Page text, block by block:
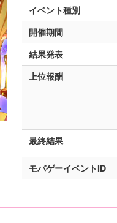
イベント種別
開催期間
結果発表
上位報酬
最終結果
モバゲーイベントID